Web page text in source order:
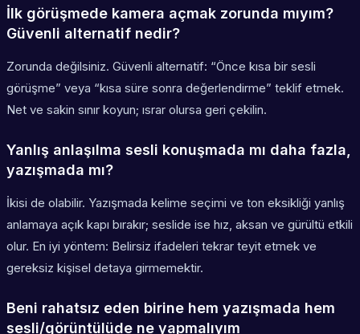
İlk görüşmede kamera açmak zorunda mıyım?
Güvenli alternatif nedir?
Zorunda değilsiniz. Güvenli alternatif: “Önce kısa bir sesli
görüşme” veya “kısa süre sonra değerlendirme” teklif etmek.
Net ve sakin sınır koyun; ısrar olursa geri çekilin.
Yanlış anlaşılma sesli konuşmada mı daha fazla,
yazışmada mı?
İkisi de olabilir. Yazışmada kelime seçimi ve ton eksikliği yanlış
anlamaya açık kapı bırakır; seslide ise hız, aksan ve gürültü etkili
olur. En iyi yöntem: Belirsiz ifadeleri tekrar teyit etmek ve
gereksiz kişisel detaya girmemektir.
Beni rahatsız eden birine hem yazışmada hem
sesli/görüntülüde ne yapmalıyım